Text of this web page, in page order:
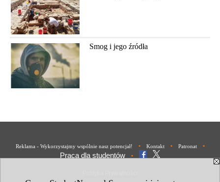
Smog i jego źródła
Reklama - Wykorzystajmy wspólnie nasz potencjał! • Kontakt • Patronat •
Praca dla studentów •